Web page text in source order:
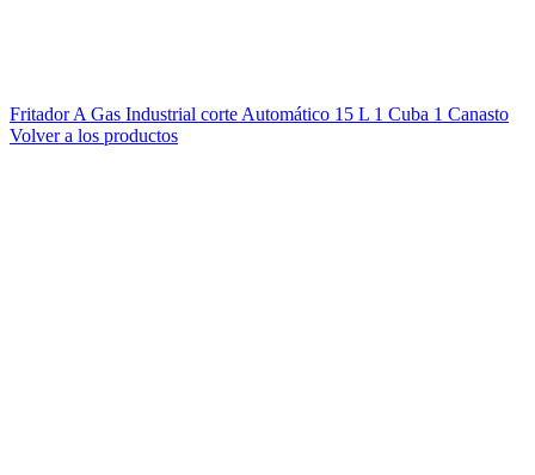
Fritador A Gas Industrial corte Automático 15 L 1 Cuba 1 Canasto
Volver a los productos